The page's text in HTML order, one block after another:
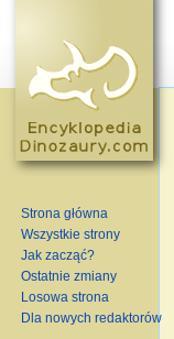
Strona główna
Wszystkie strony
Jak zacząć?
Ostatnie zmiany
Losowa strona
Dla nowych redaktorów